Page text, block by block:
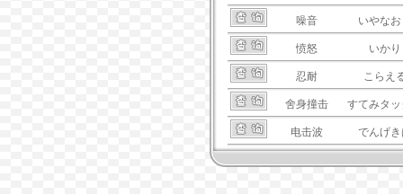
噪音 いやな
愤怒 いかり
忍耐 こらえ
舍身撞击 すてみタ
电击波 でんげ